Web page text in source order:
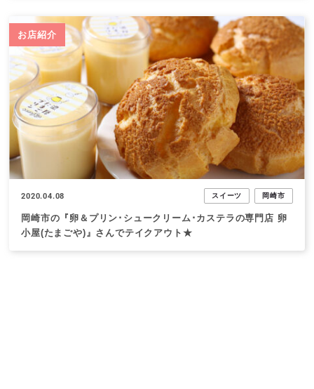
お店紹介
2020.04.08 スイーツ 岡崎市
岡崎市の『卵＆プリン･シュークリーム･カステラの専門店 卵
小屋(たまごや)』さんでテイクアウト★